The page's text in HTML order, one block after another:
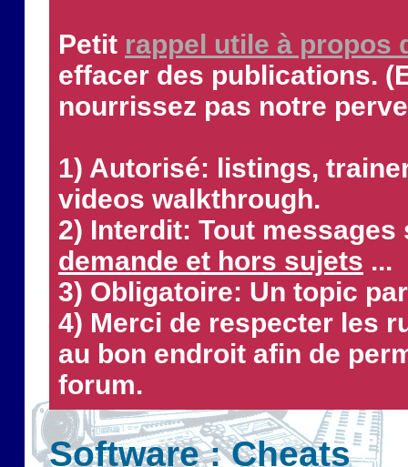
Petit rappel utile à propos
effacer des publications.
nourrissez pas notre
1) Autorisé: listings,
videos walkthrough.
2) Interdit: Tout
demande et hors sujets ...
3) Obligatoire: Un topic
4) Merci de respecter les
au bon endroit afin de
forum.
Software : Cheats